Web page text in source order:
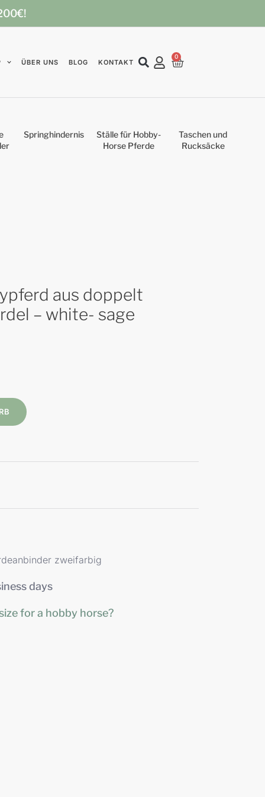
ÜBER UNS BLOG KONTAKT
0
Springhindernis
Ställe für Hobby-
Horse Pferde
Taschen und
Rucksäcke
aus doppelt
– white- sage
zweifarbig
days
for a hobby horse?